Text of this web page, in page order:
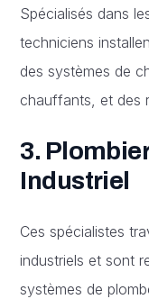
Spécialisés dans
techniciens
des systèmes de
chauffants, et des
3.
Industriel
Ces spécialistes
industriels et sont
systèmes de